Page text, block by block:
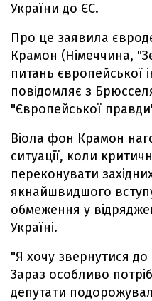
України до ЄС.
Про це заявила
Крамон (Німеччина,
питань європейської
повідомляє з
"Європейської
Віола фон Крамон
ситуації, коли
переконувати
якнайшвидшого
обмеження у
Україні.
"Я хочу звернутися
Зараз особливо
депутати